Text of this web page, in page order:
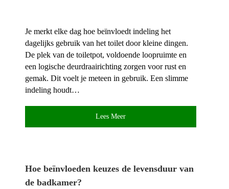
Je merkt elke dag hoe beïnvloedt indeling het
dagelijks gebruik van het toilet door kleine dingen.​
De plek van de toiletpot, voldoende loopruimte en
een logische deurdraairichting zorgen voor rust en
gemak.​ Dit voelt je meteen in gebruik.​ Een slimme
indeling houdt…
Lees Meer
Hoe beïnvloeden keuzes de levensduur van
de badkamer?